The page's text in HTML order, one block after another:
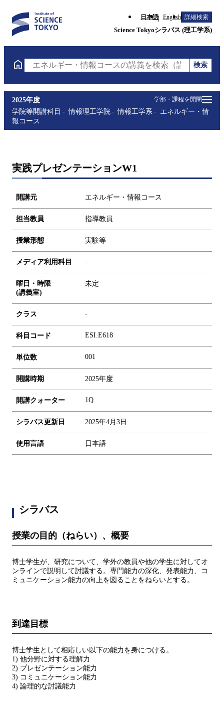
日本語 English 詳細検索
Science Tokyoシラバス (理工学系)
エネルギー・情報コースの講義を検索（講義名・科
検索
学部・課程を開閉
2025年度
学院等開講科目
情報理工学院 情報工学系
エネルギー・情
報コース
実践プレゼンテーションW1
開講元 エネルギー・情報コース
担当教員 指導教員
授業形態 実験等
メディア利用科目 -
曜日・時限
(講義室)
未定
クラス -
科目コード ESI.E618
単位数 001
開講時期 2025年度
開講クォーター 1Q
シラバス更新日 2025年4月3日
使用言語 日本語
シラバス
授業の目的（ねらい）、概要
博士学生が、研究について、学外の教員や他の学生に対してオ
ンラインで説明して討議する。専門能力の深化、発表能力、コ
ミュニケーション能力の向上を図ることをねらいとする。
到達目標
博士学生として相応しい以下の能力を身につける。
1) 他分野に対する理解力
2) プレゼンテーション能力
3) コミュニケーション能力
4) 論理的な討議能力